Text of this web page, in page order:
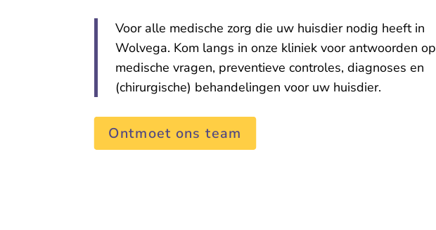
Voor alle medische zorg die uw huisdier nodig heeft in
Wolvega. Kom langs in onze kliniek voor antwoorden op
medische vragen, preventieve controles, diagnoses en
(chirurgische) behandelingen voor uw huisdier.
Ontmoet ons team